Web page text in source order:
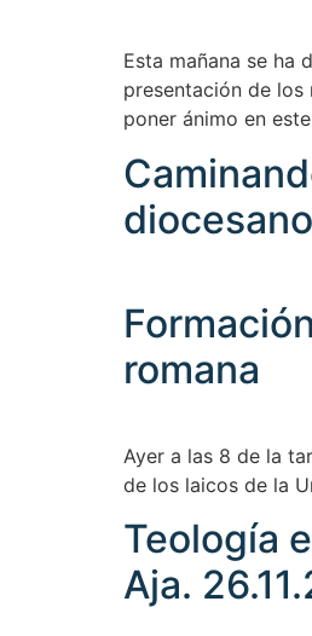
Esta mañana se ha
presentación de los
poner ánimo en
romana
Ayer a las 8 de la
de los laicos de la
Teología
Aja.